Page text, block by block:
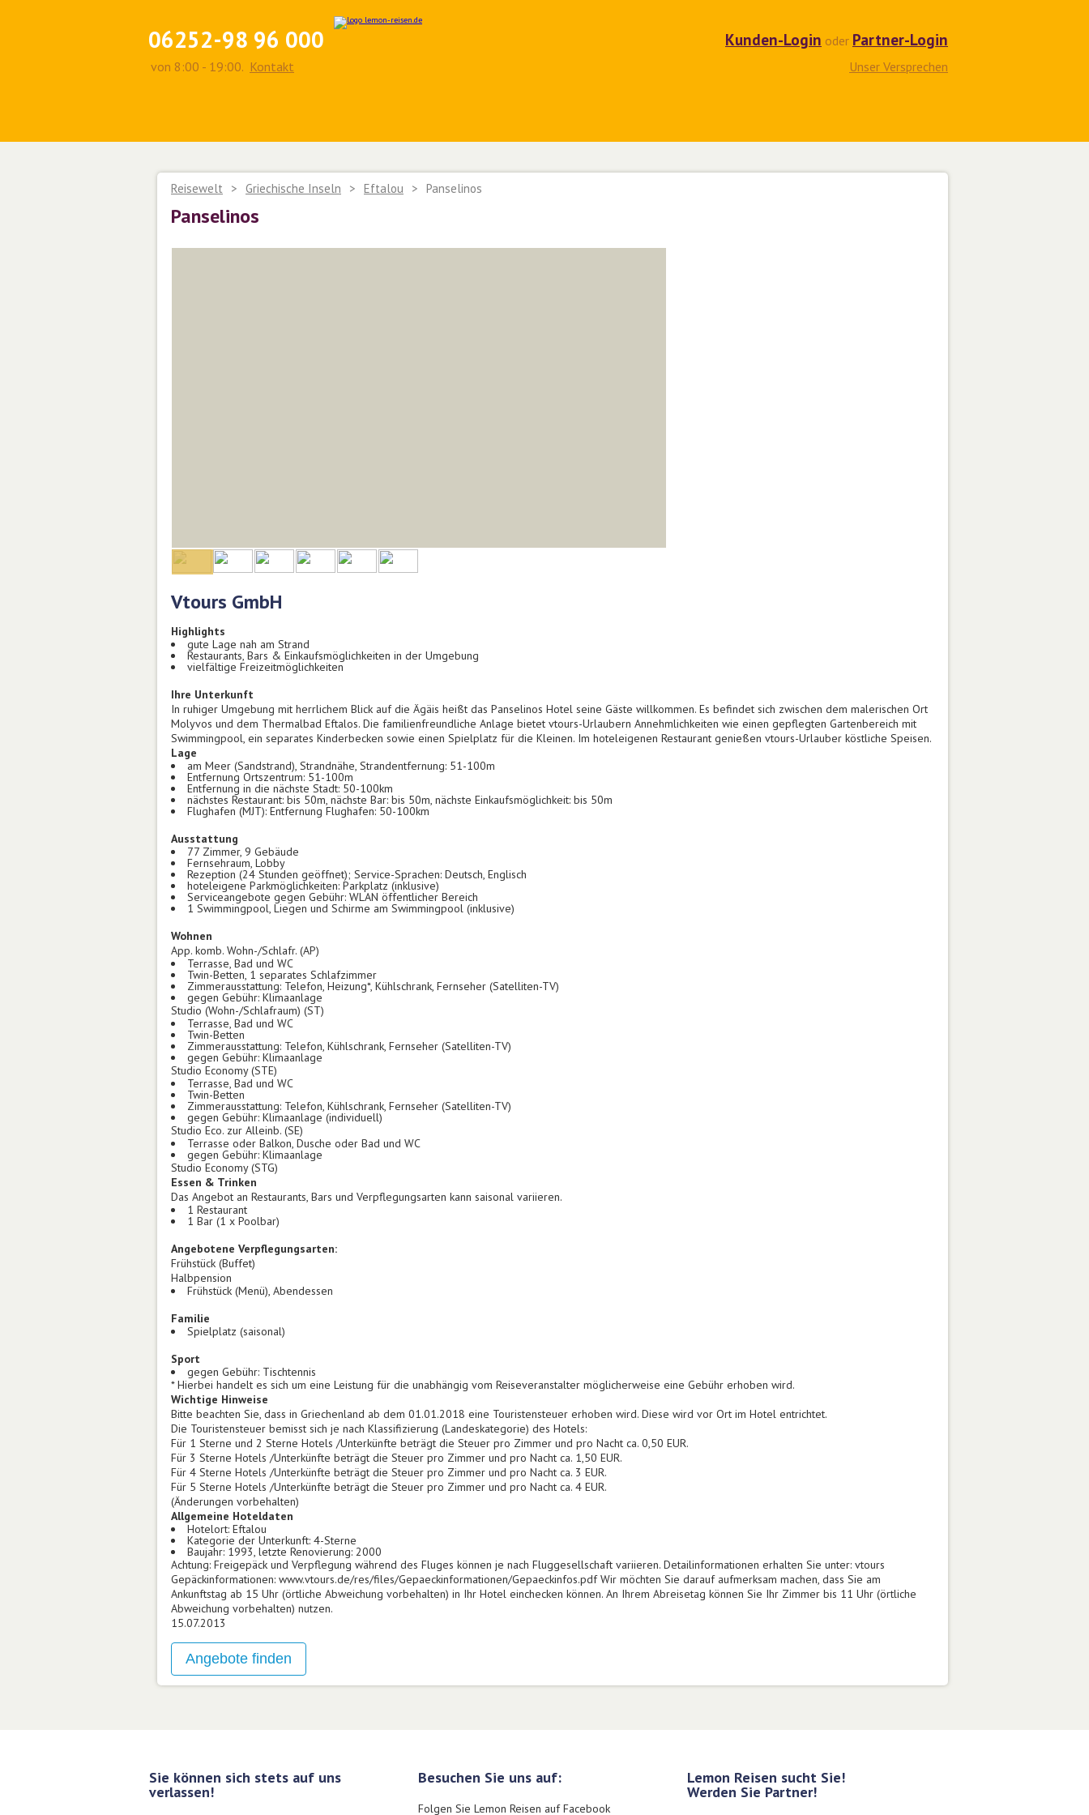
06252-98 96 000
von 8:00 - 19:00. Kontakt
Kunden-Login oder Partner-Login
Unser Versprechen
Reisewelt > Griechische Inseln > Eftalou > Panselinos
Panselinos
Vtours GmbH
Highlights
gute Lage nah am Strand
Restaurants, Bars & Einkaufsmöglichkeiten in der Umgebung
vielfältige Freizeitmöglichkeiten
Ihre Unterkunft
In ruhiger Umgebung mit herrlichem Blick auf die Ägäis heißt das Panselinos Hotel seine Gäste willkommen. Es befindet sich zwischen dem malerischen Ort
Molyvos und dem Thermalbad Eftalos. Die familienfreundliche Anlage bietet vtours-Urlaubern Annehmlichkeiten wie einen gepflegten Gartenbereich mit
Swimmingpool, ein separates Kinderbecken sowie einen Spielplatz für die Kleinen. Im hoteleigenen Restaurant genießen vtours-Urlauber köstliche Speisen.
Lage
am Meer (Sandstrand), Strandnähe, Strandentfernung: 51-100m
Entfernung Ortszentrum: 51-100m
Entfernung in die nächste Stadt: 50-100km
nächstes Restaurant: bis 50m, nächste Bar: bis 50m, nächste Einkaufsmöglichkeit: bis 50m
Flughafen (MJT): Entfernung Flughafen: 50-100km
Ausstattung
77 Zimmer, 9 Gebäude
Fernsehraum, Lobby
Rezeption (24 Stunden geöffnet); Service-Sprachen: Deutsch, Englisch
hoteleigene Parkmöglichkeiten: Parkplatz (inklusive)
Serviceangebote gegen Gebühr: WLAN öffentlicher Bereich
1 Swimmingpool, Liegen und Schirme am Swimmingpool (inklusive)
Wohnen
App. komb. Wohn-/Schlafr. (AP)
Terrasse, Bad und WC
Twin-Betten, 1 separates Schlafzimmer
Zimmerausstattung: Telefon, Heizung*, Kühlschrank, Fernseher (Satelliten-TV)
gegen Gebühr: Klimaanlage
Studio (Wohn-/Schlafraum) (ST)
Terrasse, Bad und WC
Twin-Betten
Zimmerausstattung: Telefon, Kühlschrank, Fernseher (Satelliten-TV)
gegen Gebühr: Klimaanlage
Studio Economy (STE)
Terrasse, Bad und WC
Twin-Betten
Zimmerausstattung: Telefon, Kühlschrank, Fernseher (Satelliten-TV)
gegen Gebühr: Klimaanlage (individuell)
Studio Eco. zur Alleinb. (SE)
Terrasse oder Balkon, Dusche oder Bad und WC
gegen Gebühr: Klimaanlage
Studio Economy (STG)
Essen & Trinken
Das Angebot an Restaurants, Bars und Verpflegungsarten kann saisonal variieren.
1 Restaurant
1 Bar (1 x Poolbar)
Angebotene Verpflegungsarten:
Frühstück (Buffet)
Halbpension
Frühstück (Menü), Abendessen
Familie
Spielplatz (saisonal)
Sport
gegen Gebühr: Tischtennis
* Hierbei handelt es sich um eine Leistung für die unabhängig vom Reiseveranstalter möglicherweise eine Gebühr erhoben wird.
Wichtige Hinweise
Bitte beachten Sie, dass in Griechenland ab dem 01.01.2018 eine Touristensteuer erhoben wird. Diese wird vor Ort im Hotel entrichtet.
Die Touristensteuer bemisst sich je nach Klassifizierung (Landeskategorie) des Hotels:
Für 1 Sterne und 2 Sterne Hotels /Unterkünfte beträgt die Steuer pro Zimmer und pro Nacht ca. 0,50 EUR.
Für 3 Sterne Hotels /Unterkünfte beträgt die Steuer pro Zimmer und pro Nacht ca. 1,50 EUR.
Für 4 Sterne Hotels /Unterkünfte beträgt die Steuer pro Zimmer und pro Nacht ca. 3 EUR.
Für 5 Sterne Hotels /Unterkünfte beträgt die Steuer pro Zimmer und pro Nacht ca. 4 EUR.
(Änderungen vorbehalten)
Allgemeine Hoteldaten
Hotelort: Eftalou
Kategorie der Unterkunft: 4-Sterne
Baujahr: 1993, letzte Renovierung: 2000
Achtung: Freigepäck und Verpflegung während des Fluges können je nach Fluggesellschaft variieren. Detailinformationen erhalten Sie unter: vtours
Gepäckinformationen: www.vtours.de/res/files/Gepaeckinformationen/Gepaeckinfos.pdf Wir möchten Sie darauf aufmerksam machen, dass Sie am
Ankunftstag ab 15 Uhr (örtliche Abweichung vorbehalten) in Ihr Hotel einchecken können. An Ihrem Abreisetag können Sie Ihr Zimmer bis 11 Uhr (örtliche
Abweichung vorbehalten) nutzen.
15.07.2013
Sie können sich stets auf uns
verlassen!
Besuchen Sie uns auf:
Folgen Sie Lemon Reisen auf Facebook
Lemon Reisen sucht Sie!
Werden Sie Partner!